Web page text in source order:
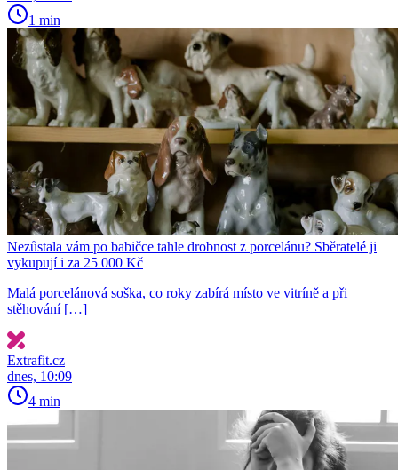
1 min
Nezůstala vám po babičce tahle drobnost z porcelánu? Sběratelé ji
vykupují i za 25 000 Kč
Malá porcelánová soška, co roky zabírá místo ve vitríně a při
stěhování […]
Extrafit.cz
dnes, 10:09
4 min